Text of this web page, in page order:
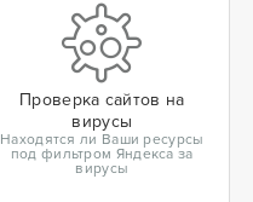
Проверка сайтов на
вирусы
Находятся ли Ваши ресурсы
под фильтром Яндекса за
вирусы